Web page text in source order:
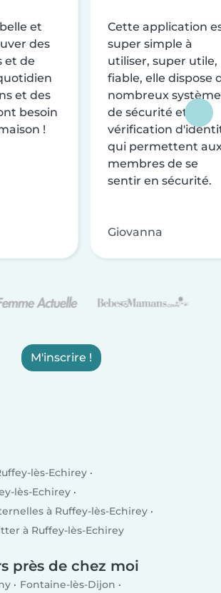
et
des
et de
et des
besoin
!
Cette application
super simple à
utiliser, super utile,
fiable, elle dispose
nombreux
de sécurité et de
vérification
qui permettent
membres de se
sentir en sécurité.
Giovanna
M'inscrire !
lès-Echirey
lès-Echirey
à Ruffey-lès-Echirey
à Ruffey-lès-Echirey
près de chez moi
Fontaine-lès-Dijon